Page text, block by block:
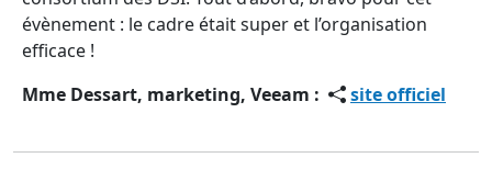
évènement : le cadre était super et l’organisation
efficace !
Mme Dessart, marketing, Veeam :
site officiel